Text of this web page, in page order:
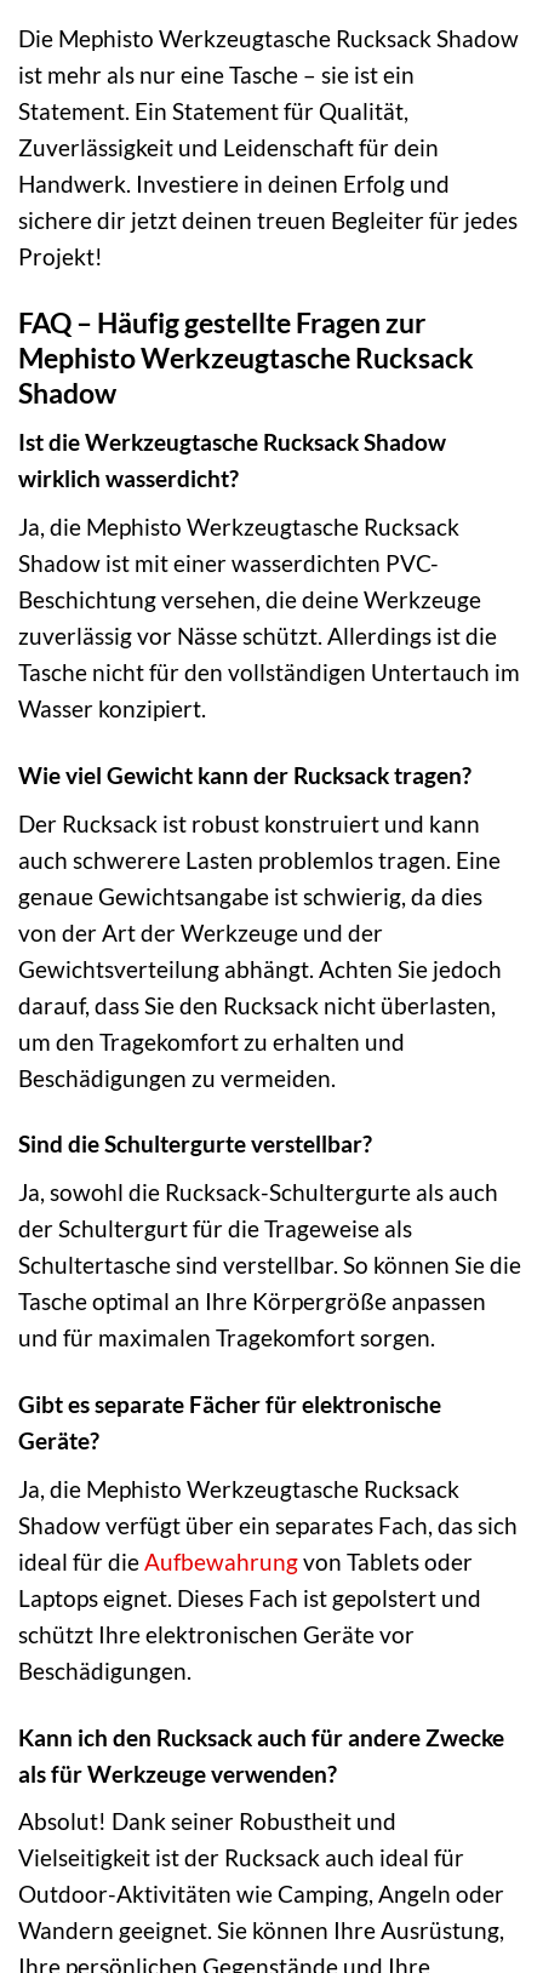
Die Mephisto Werkzeugtasche Rucksack Shadow
ist mehr als nur eine Tasche – sie ist ein
Statement. Ein Statement für Qualität,
Zuverlässigkeit und Leidenschaft für dein
Handwerk. Investiere in deinen Erfolg und
sichere dir jetzt deinen treuen Begleiter für jedes
Projekt!
FAQ – Häufig gestellte Fragen zur
Mephisto Werkzeugtasche Rucksack
Shadow
Ist die Werkzeugtasche Rucksack Shadow
wirklich wasserdicht?
Ja, die Mephisto Werkzeugtasche Rucksack
Shadow ist mit einer wasserdichten PVC-
Beschichtung versehen, die deine Werkzeuge
zuverlässig vor Nässe schützt. Allerdings ist die
Tasche nicht für den vollständigen Untertauch im
Wasser konzipiert.
Wie viel Gewicht kann der Rucksack tragen?
Der Rucksack ist robust konstruiert und kann
auch schwerere Lasten problemlos tragen. Eine
genaue Gewichtsangabe ist schwierig, da dies
von der Art der Werkzeuge und der
Gewichtsverteilung abhängt. Achten Sie jedoch
darauf, dass Sie den Rucksack nicht überlasten,
um den Tragekomfort zu erhalten und
Beschädigungen zu vermeiden.
Sind die Schultergurte verstellbar?
Ja, sowohl die Rucksack-Schultergurte als auch
der Schultergurt für die Trageweise als
Schultertasche sind verstellbar. So können Sie die
Tasche optimal an Ihre Körpergröße anpassen
und für maximalen Tragekomfort sorgen.
Gibt es separate Fächer für elektronische
Geräte?
Ja, die Mephisto Werkzeugtasche Rucksack
Shadow verfügt über ein separates Fach, das sich
ideal für die Aufbewahrungvon Tablets oder
Laptops eignet. Dieses Fach ist gepolstert und
schützt Ihre elektronischen Geräte vor
Beschädigungen.
Kann ich den Rucksack auch für andere Zwecke
als für Werkzeuge verwenden?
Absolut! Dank seiner Robustheit und
Vielseitigkeit ist der Rucksack auch ideal für
Outdoor-Aktivitäten wie Camping, Angeln oder
Wandern geeignet. Sie können Ihre Ausrüstung,
Ihre persönlichen Gegenstände und Ihre